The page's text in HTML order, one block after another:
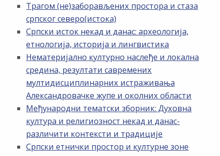
Трагом (не)заборављених простора и стаза
српског северо(истока)
Српски исток некад и данас: археологија,
етнологија, историја и лингвистика
Нематеријално културно наслеђе и локална
средина, резултати савремених
мултидисциплинарних истраживања
Александровачке жупе и околних области
Међународни тематски зборник: Духовна
култура и религиозност некад и данас-
различити контексти и традиције
Српски етнички простор и културне зоне